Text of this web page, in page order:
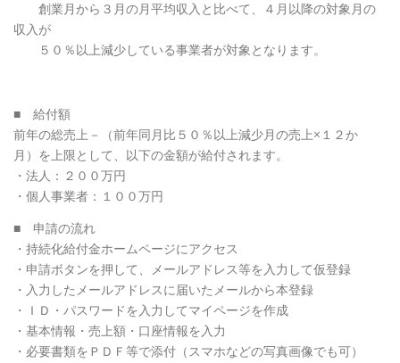
創業月から３月の月平均収入と比べて、４月以降の対象月の
収入が
５０％以上減少している事業者が対象となります。
■ 給付額
前年の総売上－（前年同月比５０％以上減少月の売上×１２か
月）を上限として、以下の金額が給付されます。
・法人：２００万円
・個人事業者：１００万円
■ 申請の流れ
・持続化給付金ホームページにアクセス
・申請ボタンを押して、メールアドレス等を入力して仮登録
・入力したメールアドレスに届いたメールから本登録
・ＩＤ・パスワードを入力してマイページを作成
・基本情報・売上額・口座情報を入力
・必要書類をＰＤＦ等で添付（スマホなどの写真画像でも可）